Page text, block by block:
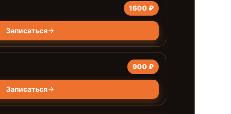
1600 ₽
Записаться
900 ₽
Записаться